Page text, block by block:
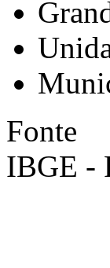
Fonte
IBGE -